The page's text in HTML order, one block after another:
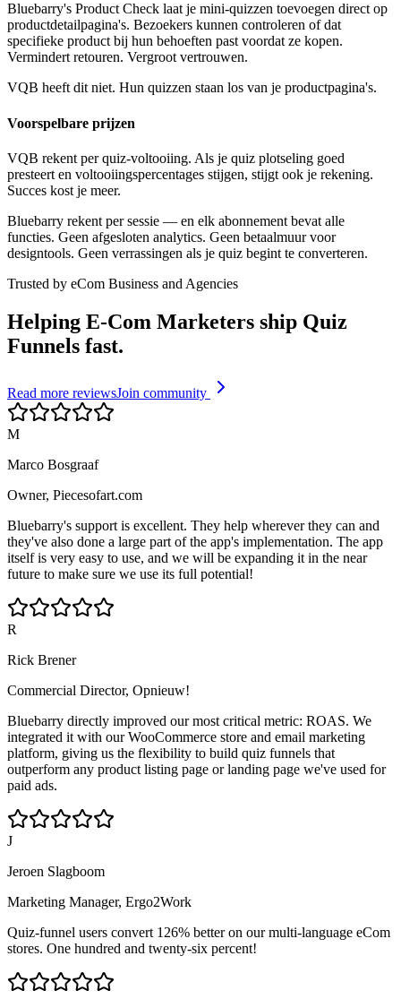
Bluebarry's Product Check laat je mini-quizzen toevoegen direct op
productdetailpagina's. Bezoekers kunnen controleren of dat
specifieke product bij hun behoeften past voordat ze kopen.
Vermindert retouren. Vergroot vertrouwen.
VQB heeft dit niet. Hun quizzen staan los van je productpagina's.
Voorspelbare prijzen
VQB rekent per quiz-voltooiing. Als je quiz plotseling goed
presteert en voltooiingspercentages stijgen, stijgt ook je rekening.
Succes kost je meer.
Bluebarry rekent per sessie — en elk abonnement bevat alle
functies. Geen afgesloten analytics. Geen betaalmuur voor
designtools. Geen verrassingen als je quiz begint te converteren.
Trusted by eCom Business and Agencies
Helping E-Com Marketers ship Quiz
Funnels fast.
Read more reviewsJoin community
M
Marco Bosgraaf
Owner, Piecesofart.com
Bluebarry's support is excellent. They help wherever they can and
they've also done a large part of the app's implementation. The app
itself is very easy to use, and we will be expanding it in the near
future to make sure we use its full potential!
R
Rick Brener
Commercial Director, Opnieuw!
Bluebarry directly improved our most critical metric: ROAS. We
integrated it with our WooCommerce store and email marketing
platform, giving us the flexibility to build quiz funnels that
outperform any product listing page or landing page we've used for
paid ads.
J
Jeroen Slagboom
Marketing Manager, Ergo2Work
Quiz-funnel users convert 126% better on our multi-language eCom
stores. One hundred and twenty-six percent!